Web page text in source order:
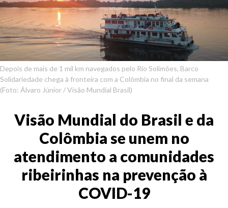
Depois de mais de 1 mil km navegados pelo Rio Solimões, Barco
Solidariedade chega à fronteira com a Colômbia no final da semana
(Foto: Álvaro Júnior / Visão Mundial Brasil)
Visão Mundial do Brasil e da
Colômbia se unem no
atendimento a comunidades
ribeirinhas na prevenção à
COVID-19